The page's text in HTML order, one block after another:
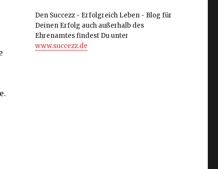
Den Succezz - Erfolgreich Leben - Blog für
Deinen Erfolg auch außerhalb des
Ehrenamtes findest Du unter
www.succezz.de